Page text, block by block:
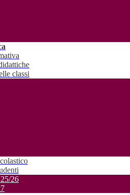
classi
26